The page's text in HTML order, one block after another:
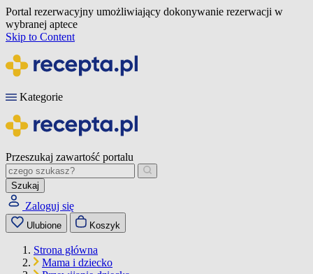
Portal rezerwacyjny umożliwiający dokonywanie rezerwacji w
wybranej aptece
Skip to Content
Kategorie
Przeszukaj zawartość portalu
Szukaj
Zaloguj się
Ulubione Koszyk
Strona główna
Mama i dziecko